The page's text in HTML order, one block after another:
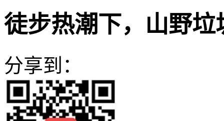
徒步热潮下，山野垃
分享到：